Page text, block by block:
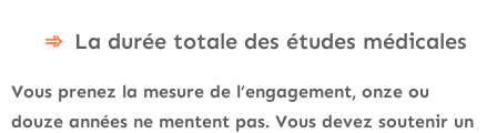
La durée totale des études médicales
Vous prenez la mesure de l’engagement, onze ou
douze années ne mentent pas. Vous devez soutenir un